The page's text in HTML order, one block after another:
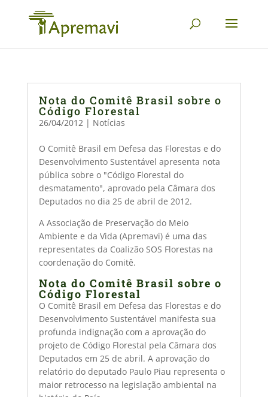
Nota do Comitê Brasil sobre o
Código Florestal
26/04/2012| Notícias
O Comitê Brasil em Defesa das Florestas e do
Desenvolvimento Sustentável apresenta nota
pública sobre o "Código Florestal do
desmatamento", aprovado pela Câmara dos
Deputados no dia 25 de abril de 2012.
A Associação de Preservação do Meio
Ambiente e da Vida (Apremavi) é uma das
representates da Coalizão SOS Florestas na
coordenação do Comitê.
Nota do Comitê Brasil sobre o
Código Florestal
O Comitê Brasil em Defesa das Florestas e do
Desenvolvimento Sustentável manifesta sua
profunda indignação com a aprovação do
projeto de Código Florestal pela Câmara dos
Deputados em 25 de abril. A aprovação do
relatório do deputado Paulo Piau representa o
maior retrocesso na legislação ambiental na